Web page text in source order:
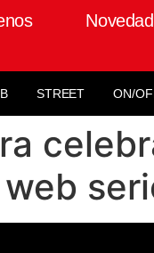
STREET ON/